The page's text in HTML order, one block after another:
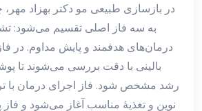
در بازسازی طبیعی مو دکتر بهزاد
به سه فاز اصلی تقسیم می‌شود:
درمان‌های هدفمند و پایش مداوم. در
بالینی با دقت بررسی می‌شوند تا
رشد مشخص شود. فاز اجرای درمان با
نوین و تغذیهٔ مناسب آغاز می‌شود و